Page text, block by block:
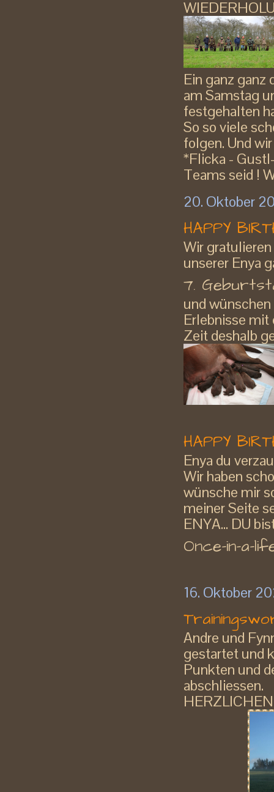
Ein ganz ganz
am Samstag
festgehalten
So so viele
folgen. Und
*Flicka -
Teams seid !
20. Oktober
HAPPY
Wir
unserer Enya
7.
und
Erlebnisse mit
Zeit deshalb
HAPPY
Enya du
Wir haben
wünsche mir
meiner Seite
ENYA... DU
Once-in-a-
16. Oktober
Andre und
gestartet und
Punkten und
abschliessen.